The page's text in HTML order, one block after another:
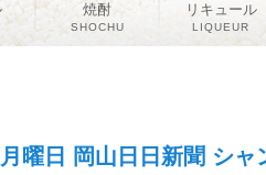
曜日 岡山日日新聞 シ
焼酎
SHOCHU
リキュール
LIQUEUR